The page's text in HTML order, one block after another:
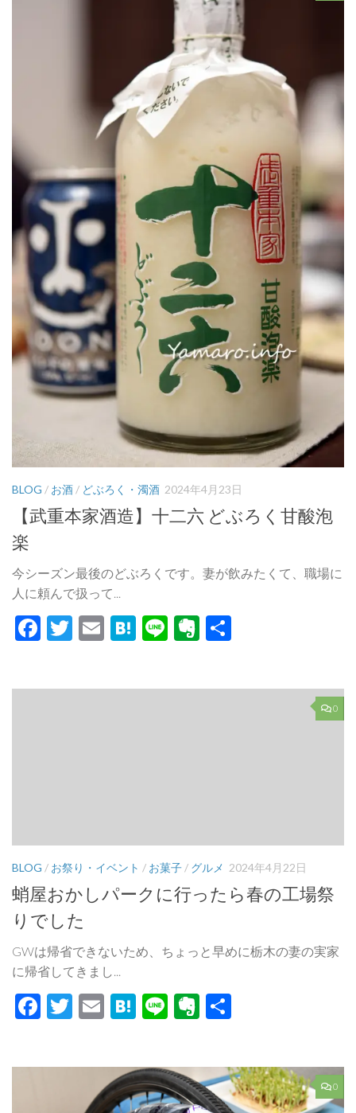
BLOG / お酒 / どぶろく・濁酒 2024年4月23日
【武重本家酒造】十二六 どぶろく甘酸泡
楽
今シーズン最後のどぶろくです。妻が飲みたくて、職場に
人に頼んで扱って...
Facebook
Twitter
EmailHatena
LineEvernote
0
BLOG / お祭り・イベント / お菓子 / グルメ 2024年4月22日
蛸屋おかしパークに行ったら春の工場祭
りでした
GWは帰省できないため、ちょっと早めに栃木の妻の実家
に帰省してきまし...
Facebook
Twitter
EmailHatena
LineEvernote
0